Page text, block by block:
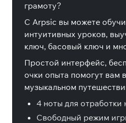
грамоту?
С Arpsic вы можете
интуитивных уроков,
ключ, басовый ключ и
Простой интерфейс,
очки опыта помогут вам
музыкальном
4 ноты для отработки
Свободный режим